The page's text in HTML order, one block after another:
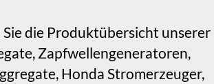
die Produktübersicht unserer
Zapfwellengeneratoren,
Honda Stromerzeuger,